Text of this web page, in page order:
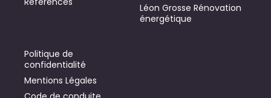
Léon Grosse Rénovation
énergétique
Politique de
confidentialité
Mentions Légales